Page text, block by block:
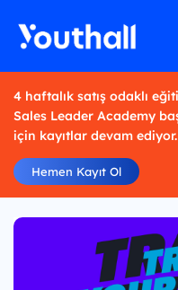
4 haftalık satış odaklı
Sales Leader Academy
için kayıtlar devam ediyor.
Hemen Kayıt Ol